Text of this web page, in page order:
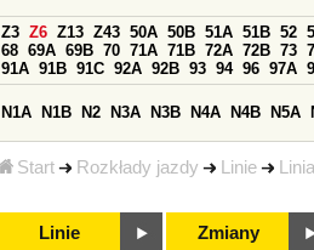
Start Rozkłady jazdy Linie
Z3 Z6 Z13 Z43 50A 50B 51A 51B 52
68 69A 69B 70 71A 71B 72A 72B 73
91A 91B 91C 92A 92B 93 94 96 97A
N1A N1B N2 N3A N3B N4A N4B N5A
Linie Zmiany